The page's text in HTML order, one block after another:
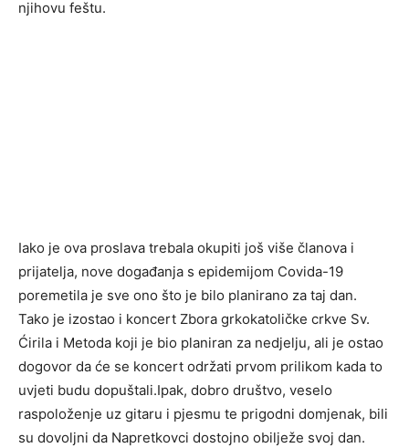
njihovu feštu.
Iako je ova proslava trebala okupiti još više članova i
prijatelja, nove događanja s epidemijom Covida-19
poremetila je sve ono što je bilo planirano za taj dan.
Tako je izostao i koncert Zbora grkokatoličke crkve Sv.
Ćirila i Metoda koji je bio planiran za nedjelju, ali je ostao
dogovor da će se koncert održati prvom prilikom kada to
uvjeti budu dopuštali.Ipak, dobro društvo, veselo
raspoloženje uz gitaru i pjesmu te prigodni domjenak, bili
su dovoljni da Napretkovci dostojno obilježe svoj dan.